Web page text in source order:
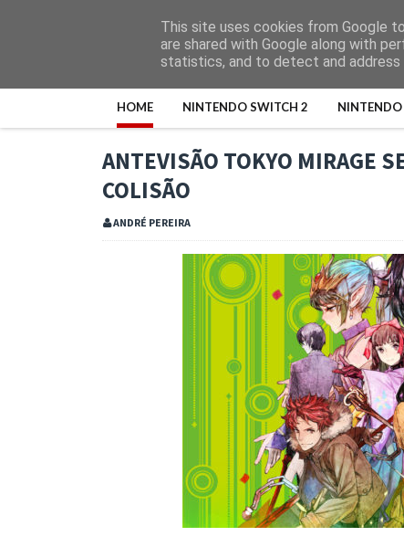
HOME NINTENDO SWITCH 2
ANTEVISÃO TOKYO MIRAGE
COLISÃO
ANDRÉ PEREIRA
This site uses cookies from Google
are shared with Google along with
statistics, and to detect and address